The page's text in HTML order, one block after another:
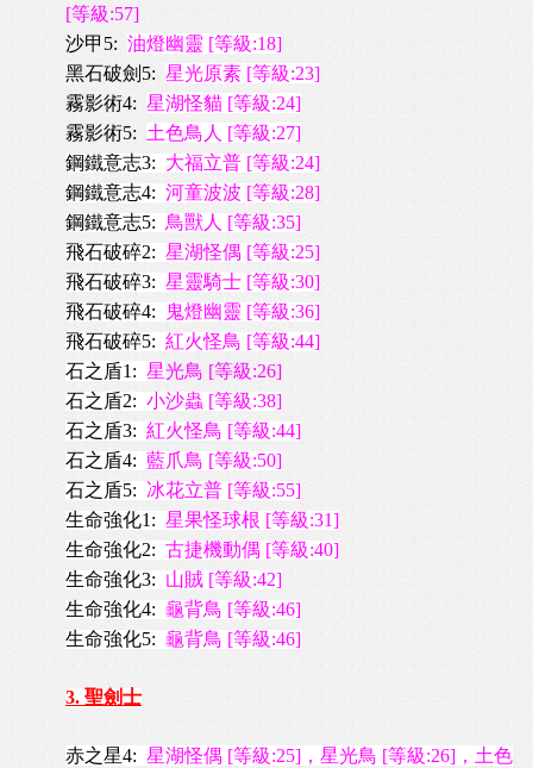
[等級:57]
沙甲5: 油燈幽靈 [等級:18]
黑石破劍5: 星光原素 [等級:23]
霧影術4: 星湖怪貓 [等級:24]
霧影術5: 土色鳥人 [等級:27]
鋼鐵意志3: 大福立普 [等級:24]
鋼鐵意志4: 河童波波 [等級:28]
鋼鐵意志5: 鳥獸人 [等級:35]
飛石破碎2: 星湖怪偶 [等級:25]
飛石破碎3: 星靈騎士 [等級:30]
飛石破碎4:
鬼燈幽靈 [等級:36]
飛石破碎5: 紅火怪鳥 [等級:44]
石之盾1: 星光鳥 [等級:26]
石之盾2: 小沙蟲 [等級:38]
石之盾3: 紅火怪鳥 [等級:44]
石之盾4: 藍爪鳥 [等級:50]
石之盾5: 冰花立普 [等級:55]
生命強化1: 星果怪球根 [等級:31]
生命強化2: 古捷機動偶 [等級:40]
生命強化3: 山賊 [等級:42]
生命強化4: 龜背鳥 [等級:46]
生命強化5: 龜背鳥 [等級:46]
3. 聖劍士
赤之星4: 星湖怪偶 [等級:25]，星光鳥 [等級:26]，土色